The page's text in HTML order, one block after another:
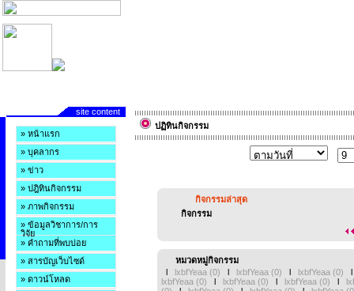
site content
» หน้าแรก
» บุคลากร
» ข่าว
» ปฎิทินกิจกรรม
» ภาพกิจกรรม
» ข้อมูลวิชาการ/การ
วิจัย
» คำถามที่พบบ่อย
» สารบัญเว็บไซด์
» ดาวน์โหลด
ปฏิทินกิจกรรม
กิจกรรมล่าสุด
กิจกรรม
หมวดหมู่กิจกรรม
l lxbfYeaa (0) l lxbfYeaa (0) l lxbfYeaa (0)
lxbfYeaa (0)
l lxbfYeaa (0) l lxbfYeaa (0) l